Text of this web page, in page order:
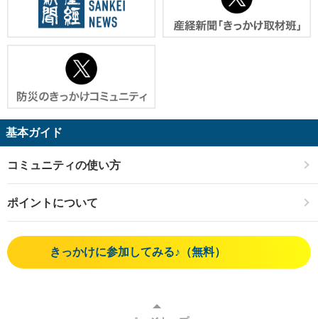
基本ガイド
コミュニティの使い方
ポイントについて
きっかけに参加してみる♪（無料）